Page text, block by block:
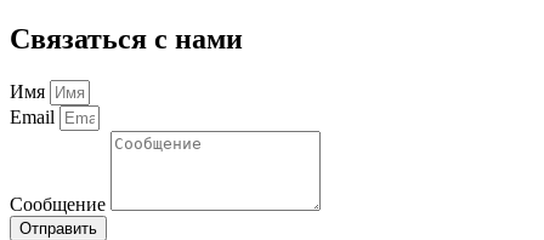
Связаться с нами
Имя
Email
Сообщение
Отправить